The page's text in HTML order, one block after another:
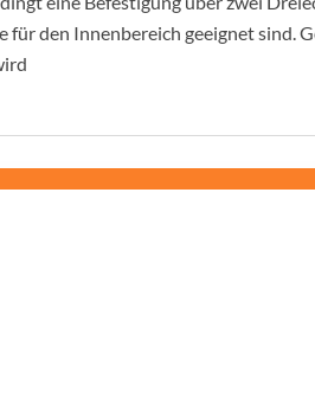
den Innenbereich geeignet sind.